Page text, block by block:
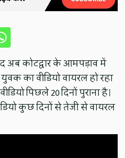
अब कोटद्वार के आमपड़ाव में
का वीडियो वायरल हो रहा
पिछले 20 दिनों पुराना है।
कुछ दिनों से तेजी से वायरल